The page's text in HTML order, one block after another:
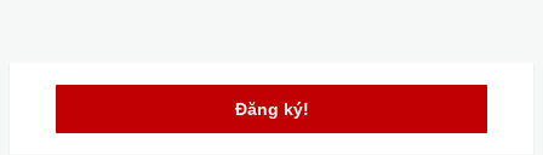
Đăng ký!